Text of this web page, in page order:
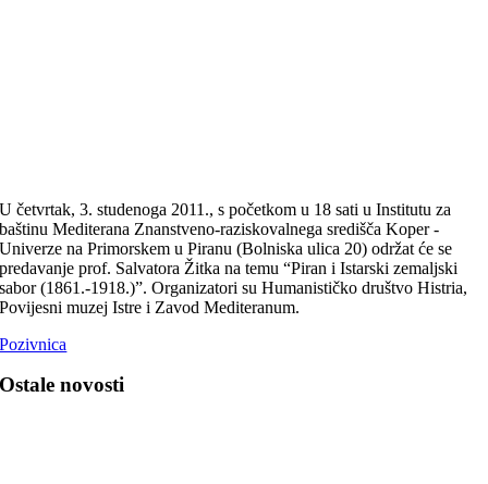
U četvrtak, 3. studenoga 2011., s početkom u 18 sati u Institutu za
baštinu Mediterana Znanstveno-raziskovalnega središča Koper -
Univerze na Primorskem u Piranu (Bolniska ulica 20) održat će se
predavanje prof. Salvatora Žitka na temu “Piran i Istarski zemaljski
sabor (1861.-1918.)”. Organizatori su Humanističko društvo Histria,
Povijesni muzej Istre i Zavod Mediteranum.
Pozivnica
Ostale novosti